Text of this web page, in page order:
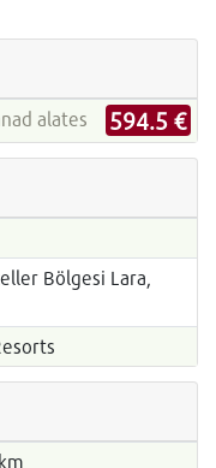
alates 594.5 €
Bölgesi Lara,